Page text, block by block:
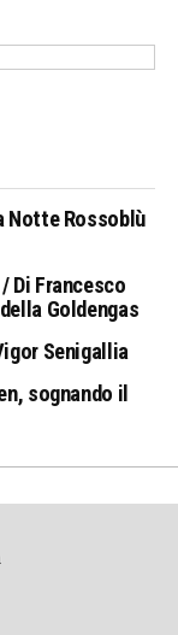
Notte Rossoblù
Di Francesco
Goldengas
Senigallia
sognando il